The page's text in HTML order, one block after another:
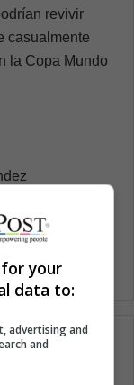
revivir
casualmente
la Copa Mundo
your
data to:
advertising and
and